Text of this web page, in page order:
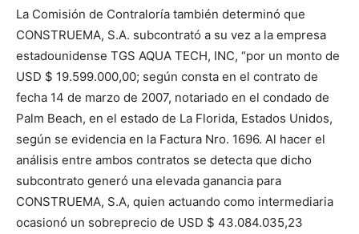
La Comisión de Contraloría también determinó que
CONSTRUEMA, S.A. subcontrató a su vez a la empresa
estadounidense TGS AQUA TECH, INC, “por un monto de
USD $ 19.599.000,00; según consta en el contrato de
fecha 14 de marzo de 2007, notariado en el condado de
Palm Beach, en el estado de La Florida, Estados Unidos,
según se evidencia en la Factura Nro. 1696. Al hacer el
análisis entre ambos contratos se detecta que dicho
subcontrato generó una elevada ganancia para
CONSTRUEMA, S.A, quien actuando como intermediaria
ocasionó un sobreprecio de USD $ 43.084.035,23